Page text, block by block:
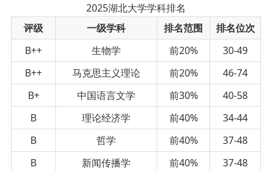
2025湖北大学学科排名
评级
一级学科 排名范围
排名位次
B++
生物学 前20%
30-49
B++
马克思主义理论 前20%
46-74
B+
中国语言文学 前30%
40-58
B
理论经济学 前40%
34-44
B
哲学 前40%
37-48
B
新闻传播学 前40%
37-48